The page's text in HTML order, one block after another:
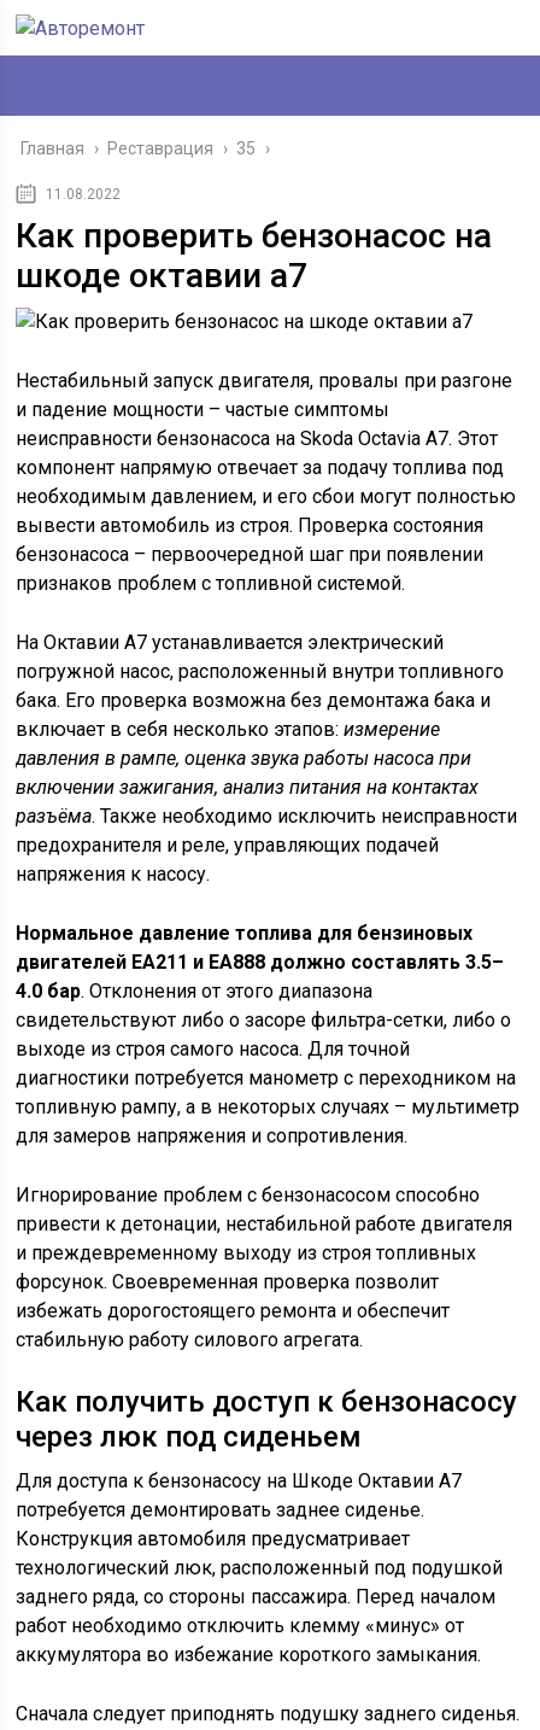
Главная › Реставрация › 35 ›
11.08.2022
Как проверить бензонасос на
шкоде октавии а7
Нестабильный запуск двигателя, провалы при разгоне
и падение мощности – частые симптомы
неисправности бензонасоса на Skoda Octavia A7. Этот
компонент напрямую отвечает за подачу топлива под
необходимым давлением, и его сбои могут полностью
вывести автомобиль из строя. Проверка состояния
бензонасоса – первоочередной шаг при появлении
признаков проблем с топливной системой.
На Октавии А7 устанавливается электрический
погружной насос, расположенный внутри топливного
бака. Его проверка возможна без демонтажа бака и
включает в себя несколько этапов:измерение
давления в рампе, оценка звука работы насоса при
включении зажигания, анализ питания на контактах
разъёма. Также необходимо исключить неисправности
предохранителя и реле, управляющих подачей
напряжения к насосу.
Нормальное давление топлива для бензиновых
двигателей EA211 и EA888 должно составлять 3.5–
4.0 бар. Отклонения от этого диапазона
свидетельствуют либо о засоре фильтра-сетки, либо о
выходе из строя самого насоса. Для точной
диагностики потребуется манометр с переходником на
топливную рампу, а в некоторых случаях – мультиметр
для замеров напряжения и сопротивления.
Игнорирование проблем с бензонасосом способно
привести к детонации, нестабильной работе двигателя
и преждевременному выходу из строя топливных
форсунок. Своевременная проверка позволит
избежать дорогостоящего ремонта и обеспечит
стабильную работу силового агрегата.
Как получить доступ к бензонасосу
через люк под сиденьем
Для доступа к бензонасосу на Шкоде Октавии А7
потребуется демонтировать заднее сиденье.
Конструкция автомобиля предусматривает
технологический люк, расположенный под подушкой
заднего ряда, со стороны пассажира. Перед началом
работ необходимо отключить клемму «минус» от
аккумулятора во избежание короткого замыкания.
Сначала следует приподнять подушку заднего сиденья.